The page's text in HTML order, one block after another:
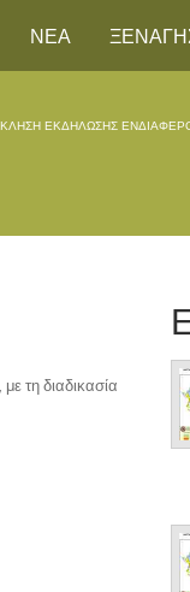
ΝΕΑ
ΕΚΔΉΛΩΣΗΣ
τη διαδικασία